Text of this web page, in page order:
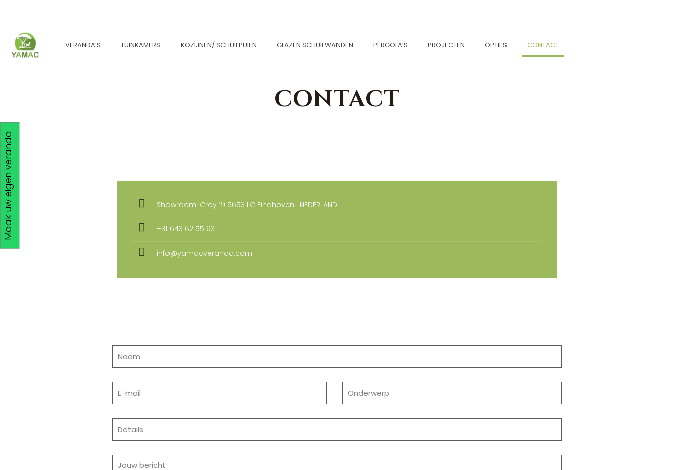
VERANDA’S TUINKAMERS KOZIJNEN/ SCHUIFPUIEN GLAZEN SCHUIFWANDEN PERGOLA’S PROJECTEN OPTIES CONTACT
CONTACT
Showroom: Croy 19 5653 LC Eindhoven | NEDERLAND
+31 643 62 55 93
info@yamacveranda.com
Maak uw eigen veranda